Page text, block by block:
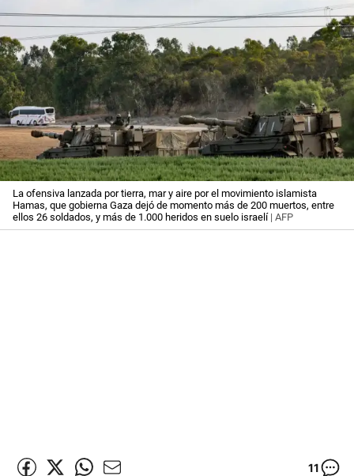
La ofensiva lanzada por tierra, mar y aire por el movimiento islamista
Hamas, que gobierna Gaza dejó de momento más de 200 muertos, entre
ellos 26 soldados, y más de 1.000 heridos en suelo israelí| AFP
11